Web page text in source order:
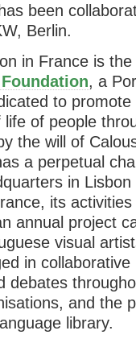
been
Berlin.
in France is
, a
to
life of people
the will of
a perpetual
in
its
annual project
visual
in
debates
and the
library.